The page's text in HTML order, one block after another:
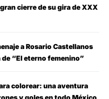
cierre de su gira de XXX
a Rosario Castellanos
“El eterno femenino”
colorear: una aventura
y goles en todo México